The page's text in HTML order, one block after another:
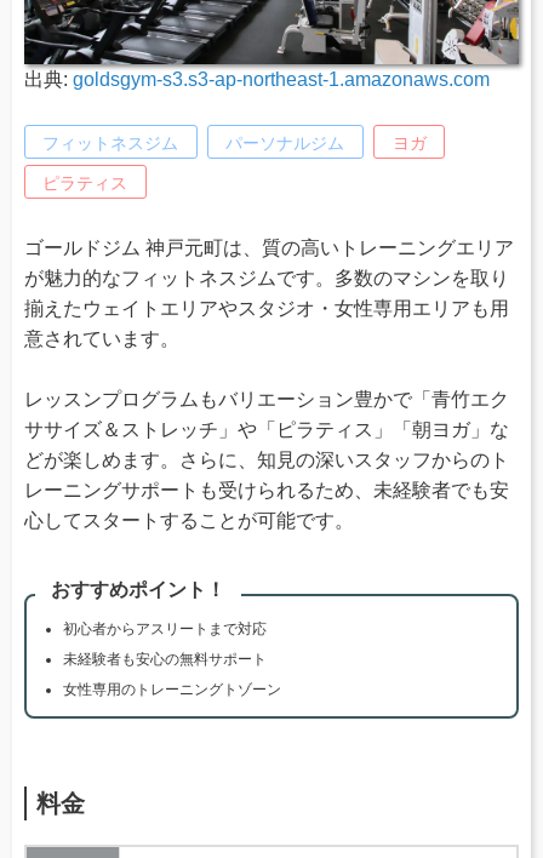
出典: goldsgym-s3.s3-ap-northeast-1.amazonaws.com
フィットネスジム パーソナルジム ヨガ
ピラティス
ゴールドジム 神戸元町は、質の高いトレーニングエリア
が魅力的なフィットネスジムです。多数のマシンを取り
揃えたウェイトエリアやスタジオ・女性専用エリアも用
意されています。
レッスンプログラムもバリエーション豊かで「青竹エク
ササイズ＆ストレッチ」や「ピラティス」「朝ヨガ」な
どが楽しめます。さらに、知見の深いスタッフからのト
レーニングサポートも受けられるため、未経験者でも安
心してスタートすることが可能です。
おすすめポイント！
初心者からアスリートまで対応
未経験者も安心の無料サポート
女性専用のトレーニングトゾーン
料金